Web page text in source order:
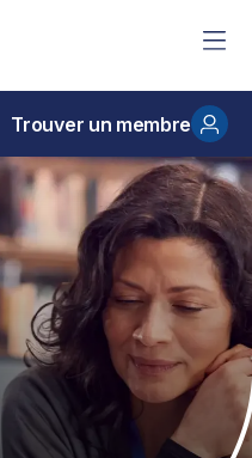
Trouver un membre